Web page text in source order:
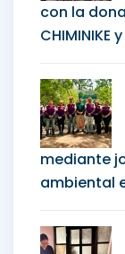
con la
CHIMINIKE
mediante
ambiental